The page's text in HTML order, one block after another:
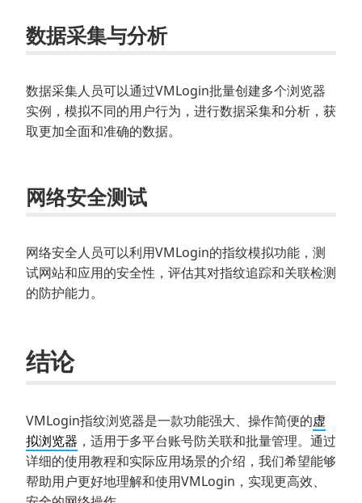
数据采集与分析
数据采集人员可以通过VMLogin批量创建多个浏览器
实例，模拟不同的用户行为，进行数据采集和分析，获
取更加全面和准确的数据。
网络安全测试
网络安全人员可以利用VMLogin的指纹模拟功能，测
试网站和应用的安全性，评估其对指纹追踪和关联检测
的防护能力。
结论
VMLogin指纹浏览器是一款功能强大、操作简便的虚
拟浏览器 ，适用于多平台账号防关联和批量管理。通过
详细的使用教程和实际应用场景的介绍，我们希望能够
帮助用户更好地理解和使用VMLogin，实现更高效、